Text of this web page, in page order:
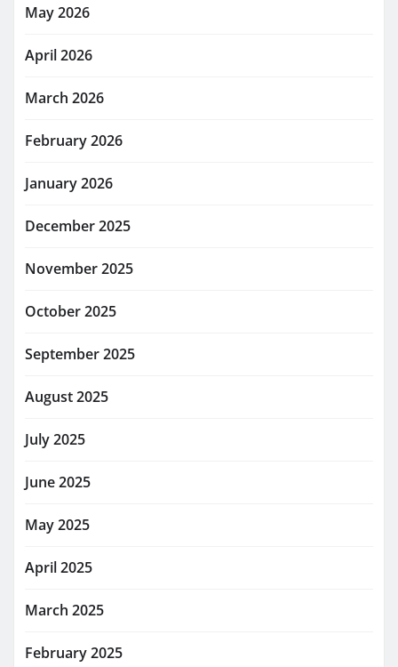
May 2026
April 2026
March 2026
February 2026
January 2026
December 2025
November 2025
October 2025
September 2025
August 2025
July 2025
June 2025
May 2025
April 2025
March 2025
February 2025